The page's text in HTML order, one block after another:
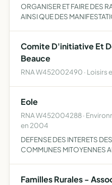
ORGANISER ET FAIRE DES
AINSI QUE DES
Comite D'initiative Et
Beauce
RNA W452002490 · Loisirs
Eole
RNA W452004288 ·
en 2004
DEFENSE DES INTERETS
COMMUNES MITOYENNES
Familles Rurales -